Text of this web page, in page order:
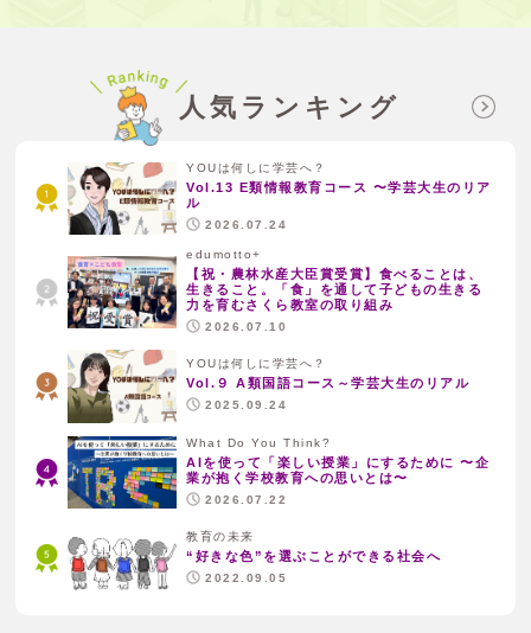
人気ランキング
YOUは何しに学芸へ？
Vol.13 E類情報教育コース 〜学芸大生のリア
ル
2026.07.24
edumotto+
【祝・農林水産大臣賞受賞】食べることは、
生きること。「食」を通して子どもの生きる
力を育むさくら教室の取り組み
2026.07.10
YOUは何しに学芸へ？
Vol.９ A類国語コース～学芸大生のリアル
2025.09.24
What Do You Think?
AIを使って「楽しい授業」にするために 〜企
業が抱く学校教育への思いとは〜
2026.07.22
教育の未来
“好きな色”を選ぶことができる社会へ
2022.09.05